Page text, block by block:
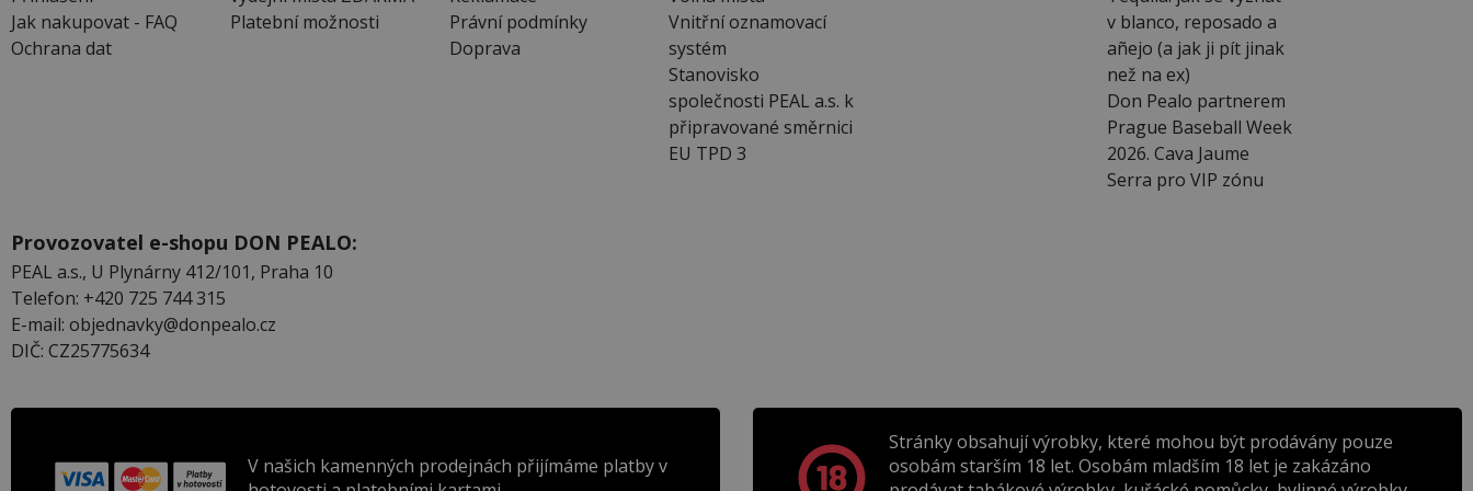
Jak nakupovat - FAQ
Ochrana dat
Platební možnosti
Právní podmínky
Doprava
Vnitřní oznamovací
systém
Stanovisko
společnosti PEAL a.s. k
připravované směrnici
EU TPD 3
v blanco, reposado a
añejo (a jak ji pít jinak
než na ex)
Don Pealo partnerem
Prague Baseball Week
2026. Cava Jaume
Serra pro VIP zónu
Provozovatel e-shopu DON PEALO:
PEAL a.s., U Plynárny 412/101, Praha 10
Telefon: +420 725 744 315
E-mail: objednavky@donpealo.cz
DIČ: CZ25775634
V našich kamenných prodejnách přijímáme platby v
Stránky obsahují výrobky, které mohou být prodávány pouze
osobám starším 18 let. Osobám mladším 18 let je zakázáno